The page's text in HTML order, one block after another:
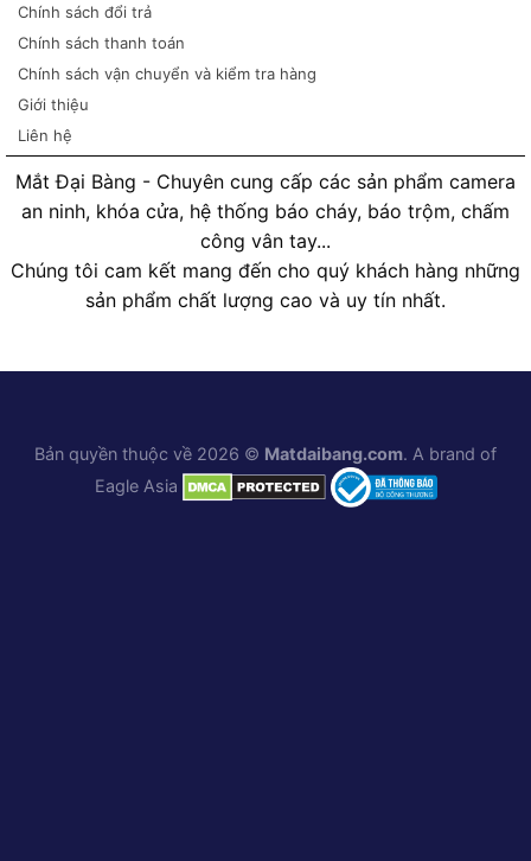
Chính sách đổi trả
Chính sách thanh toán
Chính sách vận chuyển và kiểm tra hàng
Giới thiệu
Liên hệ
Mắt Đại Bàng - Chuyên cung cấp các sản phẩm camera
an ninh, khóa cửa, hệ thống báo cháy, báo trộm, chấm
công vân tay...
Chúng tôi cam kết mang đến cho quý khách hàng những
sản phẩm chất lượng cao và uy tín nhất.
Bản quyền thuộc về 2026 © Matdaibang.com. A brand of
Eagle Asia